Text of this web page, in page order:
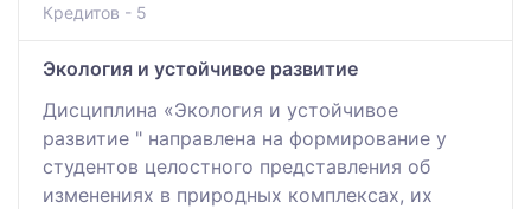
Кредитов - 5
Экология и устойчивое развитие
Дисциплина «Экология и устойчивое
развитие " направлена на формирование у
студентов целостного представления об
изменениях в природных комплексах, их